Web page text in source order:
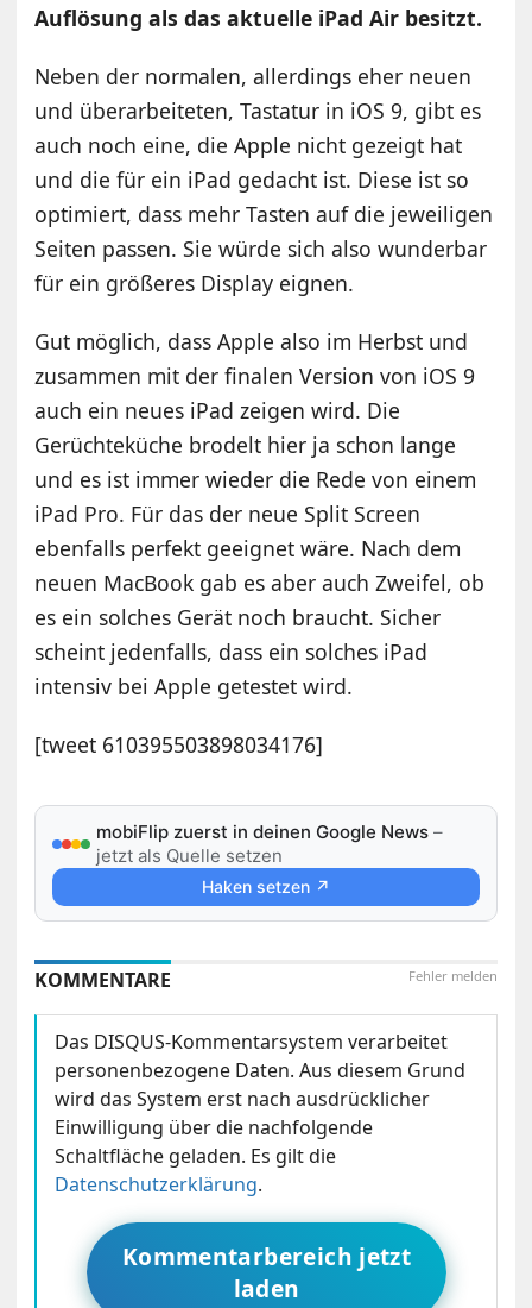
Auflösung als das aktuelle iPad Air besitzt.
Neben der normalen, allerdings eher neuen
und überarbeiteten, Tastatur in iOS 9, gibt es
auch noch eine, die Apple nicht gezeigt hat
und die für ein iPad gedacht ist. Diese ist so
optimiert, dass mehr Tasten auf die jeweiligen
Seiten passen. Sie würde sich also wunderbar
für ein größeres Display eignen.
Gut möglich, dass Apple also im Herbst und
zusammen mit der finalen Version von iOS 9
auch ein neues iPad zeigen wird. Die
Gerüchteküche brodelt hier ja schon lange
und es ist immer wieder die Rede von einem
iPad Pro. Für das der neue Split Screen
ebenfalls perfekt geeignet wäre. Nach dem
neuen MacBook gab es aber auch Zweifel, ob
es ein solches Gerät noch braucht. Sicher
scheint jedenfalls, dass ein solches iPad
intensiv bei Apple getestet wird.
[tweet 610395503898034176]
mobiFlip zuerst in deinen Google News –
jetzt als Quelle setzen
Haken setzen ↗
Fehler melden
KOMMENTARE
Das DISQUS-Kommentarsystem verarbeitet
personenbezogene Daten. Aus diesem Grund
wird das System erst nach ausdrücklicher
Einwilligung über die nachfolgende
Schaltfläche geladen. Es gilt die
Datenschutzerklärung.
Kommentarbereich jetzt
laden